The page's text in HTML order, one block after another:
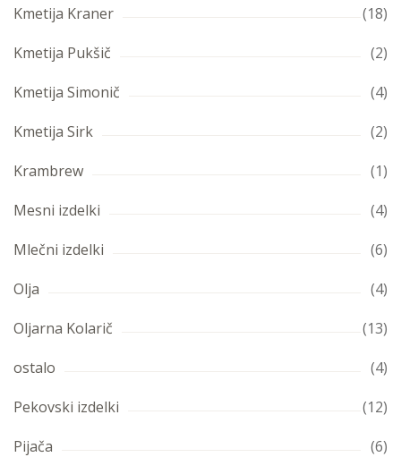
Kmetija Kraner
(18)
Kmetija Pukšič
(2)
Kmetija Simonič
(4)
Kmetija Sirk
(2)
Krambrew
(1)
Mesni izdelki
(4)
Mlečni izdelki
(6)
Olja
(4)
Oljarna Kolarič
(13)
ostalo
(4)
Pekovski izdelki
(12)
Pijača
(6)